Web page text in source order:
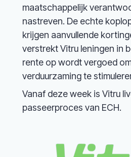
maatschappelijk
nastreven. De echte
krijgen aanvullende
verstrekt Vitru leningen in
rente op wordt vergoed
verduurzaming te
Vanaf deze week is Vitru
passeerproces van ECH.